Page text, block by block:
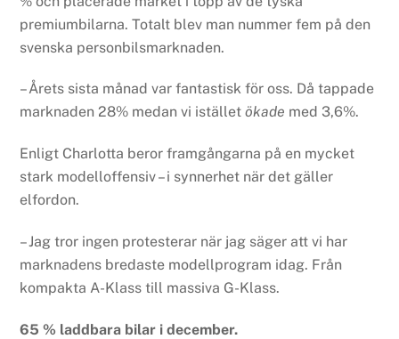
premiumbilarna. Totalt blev man nummer fem på den
svenska personbilsmarknaden.
– Årets sista månad var fantastisk för oss. Då tappade
marknaden 28% medan vi iställetökade med 3,6%.
Enligt Charlotta beror framgångarna på en mycket
stark modelloffensiv – i synnerhet när det gäller
elfordon.
– Jag tror ingen protesterar när jag säger att vi har
marknadens bredaste modellprogram idag. Från
kompakta A-Klass till massiva G-Klass.
65 % laddbara bilar i december.